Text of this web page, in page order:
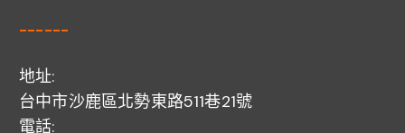
------
地址:
台中市沙鹿區北勢東路511巷21號
電話: